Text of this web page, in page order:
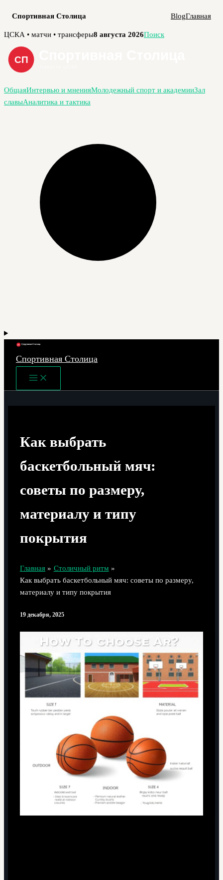
Спортивная Столица BlogГлавная
Перейти
содержимому
ЦСКА • матчи • трансферы8 августа 2026Поиск
ОбщаяИнтервью и мненияМолодежный спорт и академииЗал
славыАналитика и тактика
Спортивная Столица
Main
Menu
Как выбрать
баскетбольный мяч:
советы по размеру,
материалу и типу
покрытия
Главная
Столичный ритм
Как выбрать баскетбольный мяч: советы по размеру,
материалу и типу покрытия
19 декабря, 2025